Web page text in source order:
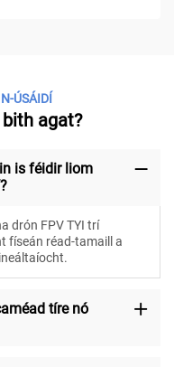
ÚSÁIDÍ
agat?
is féidir liom
drón FPV TYI trí
físeán réad-tamaill a
tíre nó